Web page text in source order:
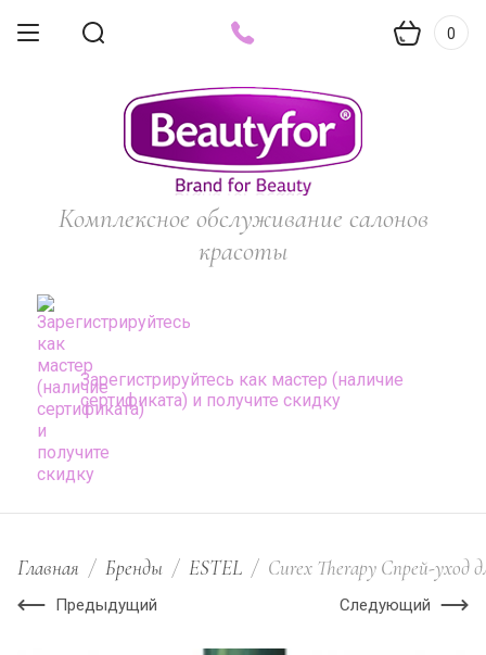
0
Комплексное обслуживание салонов
красоты
Зарегистрируйтесь как мастер (наличие
сертификата) и получите скидку
Главная / Бренды / ESTEL / Curex Therapy Спрей-уход
Предыдущий Следующий